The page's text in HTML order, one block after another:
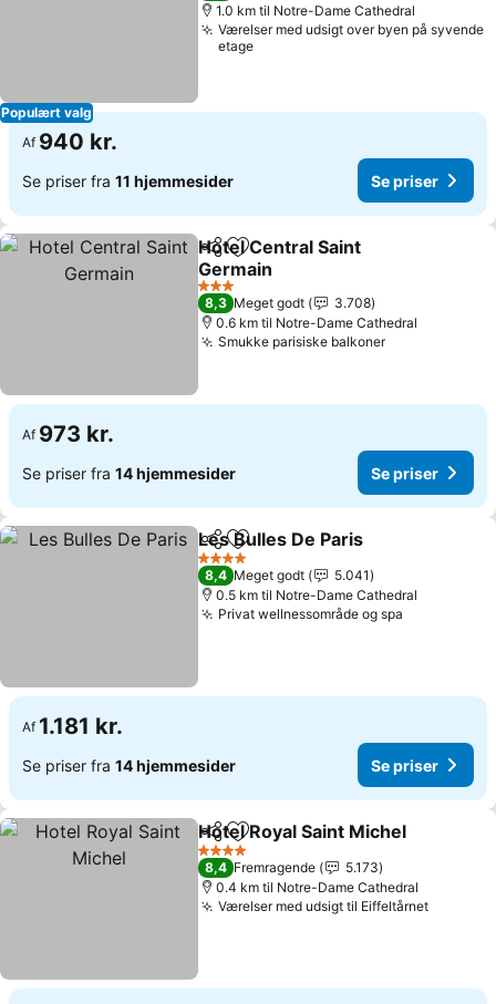
Populært valg
1.0 km til Notre-Dame Cathedral
Værelser med udsigt over byen på syvende
etage
Af 940 kr.
Se priser fra 11 hjemmesider Se priser
Del Føj til favoritter
Hotel Central Saint
Germain
Se priser
3 Stjerner
8,3 Meget godt
3.708
0.6 km til Notre-Dame Cathedral
Smukke parisiske balkonerSe priser
Af 973 kr.
Se priser fra 14 hjemmesider Se priser
Del Føj til favoritter
Les Bulles De Paris
4 Stjerner
8,4 Meget godt
5.041
0.5 km til Notre-Dame Cathedral
Privat wellnessområde og spa
Af 1.181 kr.
Se priser fra 14 hjemmesider Se priser
Del Føj til favoritter
Hotel Royal Saint Michel
4 Stjerner
8,4 Fremragende
5.173
0.4 km til Notre-Dame Cathedral
Værelser med udsigt til EiffeltårnetSe